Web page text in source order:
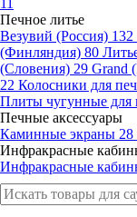
11
Печное литье
Везувий (Россия) 132
(Финляндия) 80
(Словения) 29 Grand
22 Колосники для
Плиты чугунные для
Печные аксессуары
Каминные экраны 28
Инфракрасные
Инфракрасные